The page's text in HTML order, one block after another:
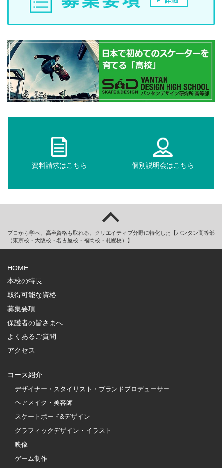
資料請求はこちら 個別説明会はこちら
プロから学べ、高卒資格も取れる。クリエイティブ分野に特化した【バンタン高等部
（東京校・大阪校・名古屋校・福岡校・札幌校）】
HOME
本校の特長
取得可能な資格
募集要項
保護者の皆さまへ
よくあるご質問
アクセス
コース紹介
デザイナー・スタイリスト・ブランドプロデューサー
ヘアメイク・美容師
スケートボード&デザイン
グラフィックデザイン・イラスト
映像
ゲーム制作